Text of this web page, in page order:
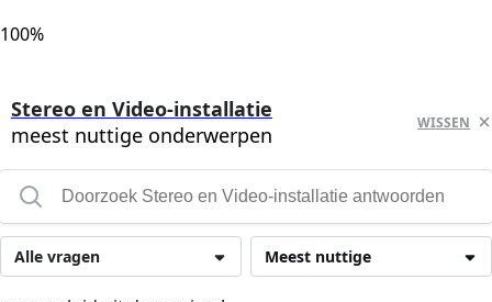
100%
Stereo en Video-installatie
meest nuttige onderwerpen
WISSEN
Meest nuttige
Alle vragen